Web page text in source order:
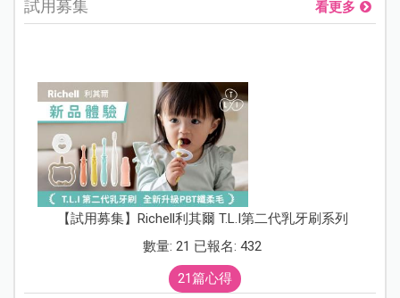
試用募集 看更多
【試用募集】Richell利其爾 T.L.I第二代乳牙刷系列
數量: 21 已報名: 432
21篇心得